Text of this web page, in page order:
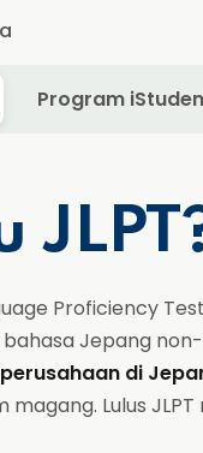
Program
Proficiency
Jepang
di
Lulus